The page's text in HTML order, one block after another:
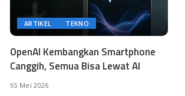
ARTIKEL TEKNO
OpenAI Kembangkan Smartphone
Canggih, Semua Bisa Lewat AI
5 Mei 2026